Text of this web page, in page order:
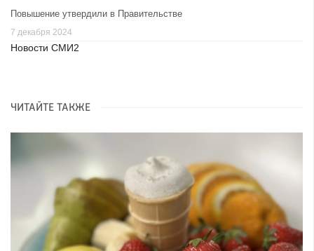
Повышение утвердили в Правительстве
7 декабря 2024
Новости СМИ2
ЧИТАЙТЕ ТАКЖЕ